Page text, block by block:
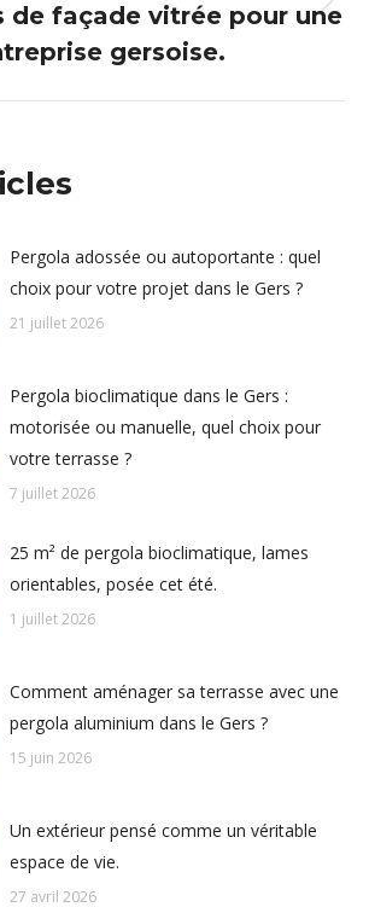
Article
suivant
de façade vitrée pour une
gersoise.
Pergola adossée ou autoportante : quel
choix pour votre projet dans le Gers ?
21 juillet 2026
Pergola bioclimatique dans le Gers :
motorisée ou manuelle, quel choix pour
votre terrasse ?
7 juillet 2026
25 m² de pergola bioclimatique, lames
orientables, posée cet été.
1 juillet 2026
Comment aménager sa terrasse avec une
pergola aluminium dans le Gers ?
15 juin 2026
Un extérieur pensé comme un véritable
espace de vie.
27 avril 2026